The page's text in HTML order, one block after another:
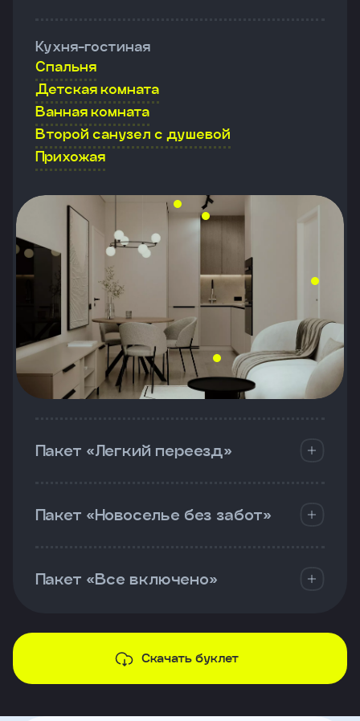
Кухня-гостиная
Спальня
Детская комната
Ванная комната
Второй санузел с душевой
Прихожая
Пакет «Легкий переезд»
Пакет «Новоселье без забот»
Пакет «Все включено»
Скачать буклет